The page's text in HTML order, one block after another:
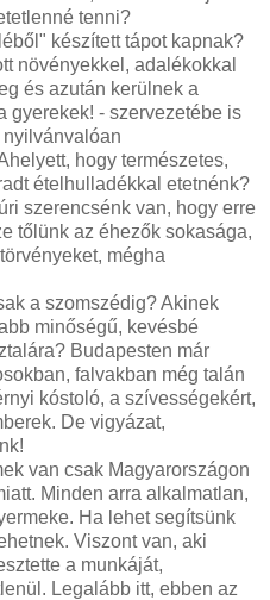
tenni?
készített tápot kapnak?
növényekkel, adalékokkal
és azután kerülnek a
gyerekek! - szervezetébe is
hogy természetes,
ételhulladékkal etetnénk?
szerencsénk van, hogy erre
tőlünk az éhezők sokasága,
mégha
a szomszédig? Akinek
minőségű, kevésbé
Budapesten már
falvakban még talán
kóstoló, a szívességekért,
De vigyázat,
van csak Magyarországon
Minden arra alkalmatlan,
Ha lehet segítsünk
Viszont van, aki
a munkáját,
Legalább itt, ebben az